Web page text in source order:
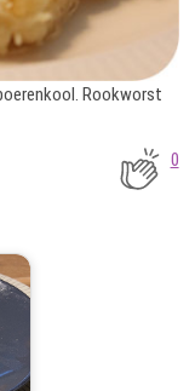
Rookworst
0